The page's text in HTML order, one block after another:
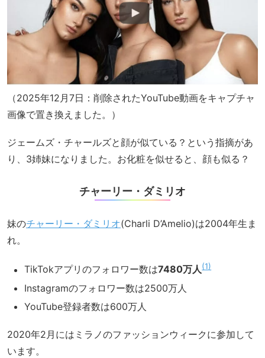
（2025年12月7日：削除されたYouTube動画をキャプチャ
画像で置き換えました。）
ジェームズ・チャールズと顔が似ている？という指摘があ
り、3姉妹になりました。お化粧を似せると、顔も似る？
チャーリー・ダミリオ
妹のチャーリー・ダミリオ(Charli D’Amelio)は2004年生ま
れ。
TikTokアプリのフォロワー数は7480万人 1
Instagramのフォロワー数は2500万人
YouTube登録者数は600万人
2020年2月にはミラノのファッションウィークに参加して
います。